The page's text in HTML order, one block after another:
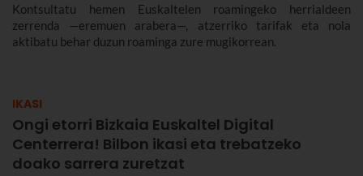
Kontsultatu hemen Euskaltelen roamingeko herrialdeen
zerrenda —eremuen arabera—, atzerriko tarifak eta nola
aktibatu behar duzun roaminga zure mugikorrean.
IKASI
Ongi etorri Bizkaia Euskaltel Digital
Centerrera! Bilbon ikasi eta trebatzeko
doako sarrera zuretzat